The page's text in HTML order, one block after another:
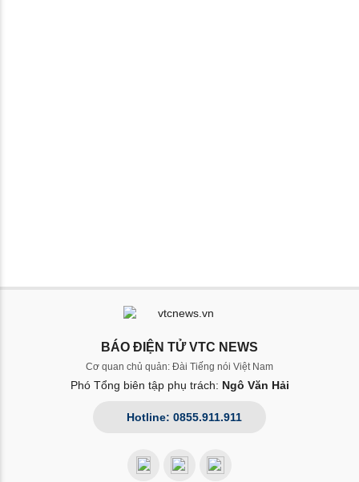
BÁO ĐIỆN TỬ VTC NEWS
Cơ quan chủ quản: Đài Tiếng nói Việt Nam
Phó Tổng biên tập phụ trách: Ngô Văn Hải
Hotline: 0855.911.911